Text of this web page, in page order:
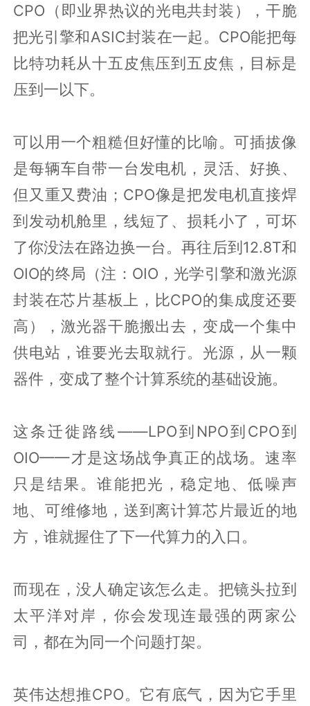
CPO（即业界热议的光电共封装），干脆
把光引擎和ASIC封装在一起。CPO能把每
比特功耗从十五皮焦压到五皮焦，目标是
压到一以下。
可以用一个粗糙但好懂的比喻。可插拔像
是每辆车自带一台发电机，灵活、好换、
但又重又费油；CPO像是把发电机直接焊
到发动机舱里，线短了、损耗小了，可坏
了你没法在路边换一台。再往后到12.8T和
OIO的终局（注：OIO，光学引擎和激光源
封装在芯片基板上，比CPO的集成度还要
高），激光器干脆搬出去，变成一个集中
供电站，谁要光去取就行。光源，从一颗
器件，变成了整个计算系统的基础设施。
这条迁徙路线——LPO到NPO到CPO到
OIO——才是这场战争真正的战场。速率
只是结果。谁能把光，稳定地、低噪声
地、可维修地，送到离计算芯片最近的地
方，谁就握住了下一代算力的入口。
而现在，没人确定该怎么走。把镜头拉到
太平洋对岸，你会发现连最强的两家公
司，都在为同一个问题打架。
英伟达想推CPO。它有底气，因为它手里